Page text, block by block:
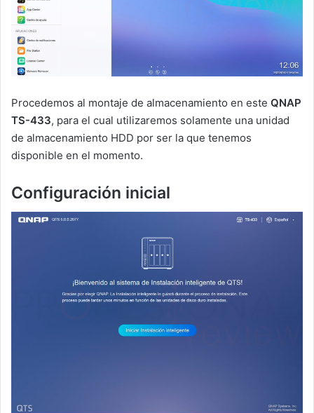
Procedemos al montaje de almacenamiento en este QNAP
TS-433, para el cual utilizaremos solamente una unidad
de almacenamiento HDD por ser la que tenemos
disponible en el momento.
Configuración inicial